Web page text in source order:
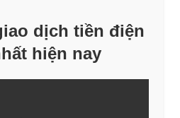
dịch tiền điện
hiện nay